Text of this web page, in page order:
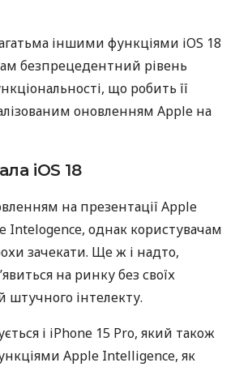
іншими функціями iOS 18
безпрецедентний рівень
що робить її
оновленням Apple на
iOS 18
на презентації Apple
Intelogence, однак користувачам
зачекати. Ще ж і надто,
на ринку без своїх
штучного інтелекту.
і iPhone 15 Pro, який також
Apple Intelligence, як